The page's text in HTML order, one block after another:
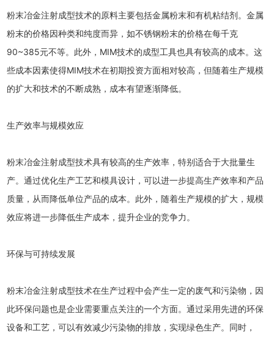
粉末冶金注射成型技术的原料主要包括金属粉末和有机粘结剂。金属
粉末的价格因种类和纯度而异，如不锈钢粉末的价格在每千克
90~385元不等。此外，MIM技术的成型工具也具有较高的成本。这
些成本因素使得MIM技术在初期投资方面相对较高，但随着生产规模
的扩大和技术的不断成熟，成本有望逐渐降低。
生产效率与规模效应
粉末冶金注射成型技术具有较高的生产效率，特别适合于大批量生
产。通过优化生产工艺和模具设计，可以进一步提高生产效率和产品
质量，从而降低单位产品的成本。此外，随着生产规模的扩大，规模
效应将进一步降低生产成本，提升企业的竞争力。
环保与可持续发展
粉末冶金注射成型技术在生产过程中会产生一定的废气和污染物，因
此环保问题也是企业需要重点关注的一个方面。通过采用先进的环保
设备和工艺，可以有效减少污染物的排放，实现绿色生产。同时，